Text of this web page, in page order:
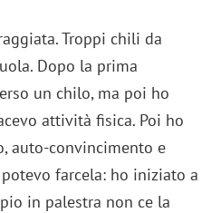
Troppi chili da
Dopo la prima
un chilo, ma poi ho
attività fisica. Poi ho
auto-convincimento e
farcela: ho iniziato a
in palestra non ce la